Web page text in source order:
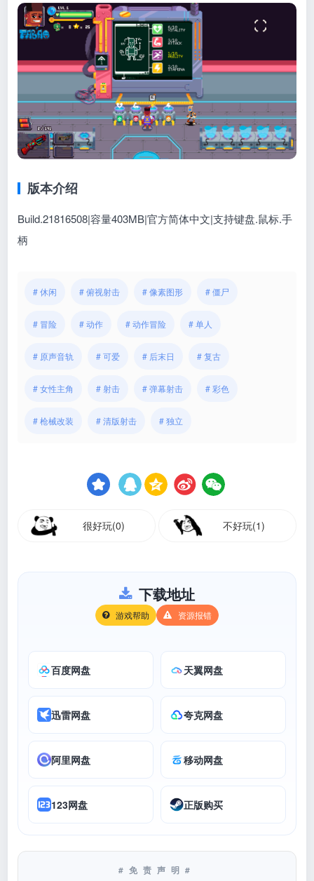
版本介绍
Build.21816508|容量403MB|官方简体中文|支持键盘.鼠标.手
柄
# 休闲 # 俯视射击 # 像素图形 # 僵尸
# 冒险 # 动作 # 动作冒险 # 单人
# 原声音轨 # 可爱 # 后末日 # 复古
# 女性主角 # 射击 # 弹幕射击 # 彩色
# 枪械改装 # 清版射击 # 独立
很好玩(0) 不好玩(1)
下载地址
游戏帮助 资源报错
百度网盘 天翼网盘
迅雷网盘 夸克网盘
阿里网盘 移动网盘
123网盘 正版购买
#免责声明#